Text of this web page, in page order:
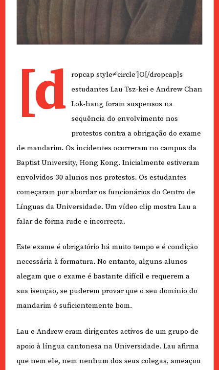
[d
ropcap style≠’circle’]O[/dropcap]s
estudantes Lau Tsz-kei e Andrew Chan
Lok-hang foram suspensos na
sequência do envolvimento nos
protestos contra a obrigação do exame
de mandarim. Os incidentes ocorreram no campus da
Baptist University, Hong Kong. Inicialmente estiveram
envolvidos 30 alunos nos protestos. Os estudantes
começaram por abordar os funcionários do Centro de
Línguas da Universidade. Um vídeo clip mostra Lau a
falar de forma rude e incorrecta.
Este exame é obrigatório há muito tempo e é condição
necessária à formatura. No entanto, alguns alunos
alegam que o exame é bastante difícil e requerem a
sua isenção, se puderem provar que o seu domínio do
mandarim é suficientemente bom.
Lau e Andrew eram dirigentes activos de um grupo de
apoio à língua cantonesa na Universidade. Lau afirma
que nem ele, nem nenhum dos seus colegas, ameaçou